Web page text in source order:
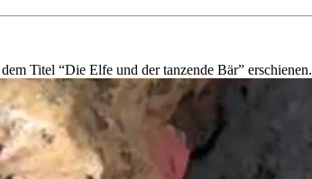
Titel “Die Elfe und der tanzende Bär” erschienen.